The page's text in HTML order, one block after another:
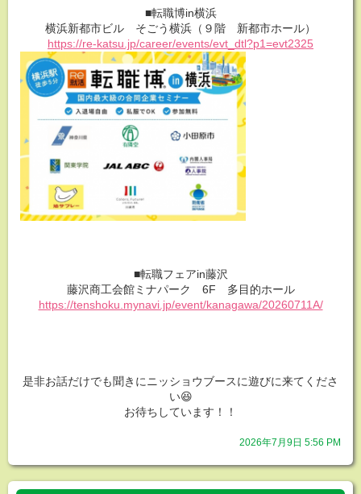
■転職博in横浜
横浜新都市ビル そごう横浜（９階 新都市ホール）
https://re-katsu.jp/career/events/evt_dtl?p1=evt2325
■転職フェアin藤沢
藤沢商工会館ミナパーク 6F 多目的ホール
https://tenshoku.mynavi.jp/event/kanagawa/20260711A/
是非お話だけでも聞きにニッショウブースに遊びに来てくださ
い😆
お待ちしています！！
2026年7月9日 5:56 PM